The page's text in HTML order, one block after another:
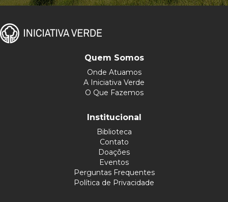
Quem Somos
Onde Atuamos
A Iniciativa Verde
O Que Fazemos
Institucional
Biblioteca
Contato
Doações
Eventos
Perguntas Frequentes
Política de Privacidade